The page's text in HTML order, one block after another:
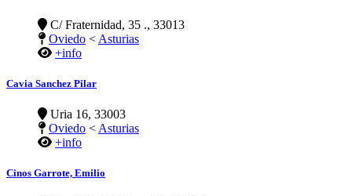
C/ Fraternidad, 35 ., 33013
Oviedo < Asturias
+info
Cavia Sanchez Pilar
Uria 16, 33003
Oviedo < Asturias
+info
Cinos Garrote, Emilio